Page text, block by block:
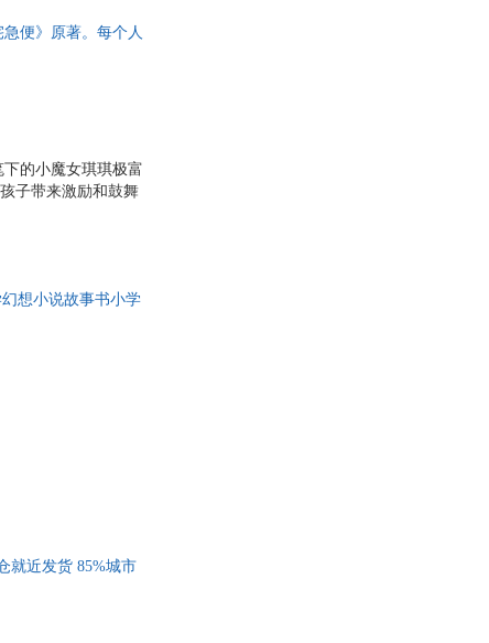
便》原著。每个人
的小魔女琪琪极富
子带来激励和鼓舞
持自己所喜欢的
间儿童文学奖 ★小
想小说故事书小学
就近发货 85%城市